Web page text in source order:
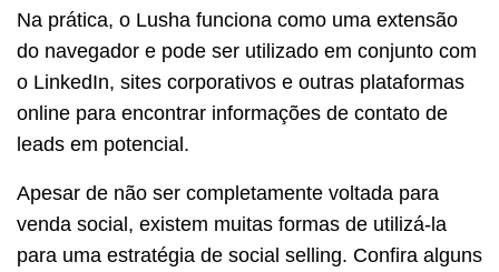
Na prática, o Lusha funciona como uma extensão
do navegador e pode ser utilizado em conjunto com
o LinkedIn, sites corporativos e outras plataformas
online para encontrar informações de contato de
leads em potencial.
Apesar de não ser completamente voltada para
venda social, existem muitas formas de utilizá-la
para uma estratégia de social selling. Confira alguns